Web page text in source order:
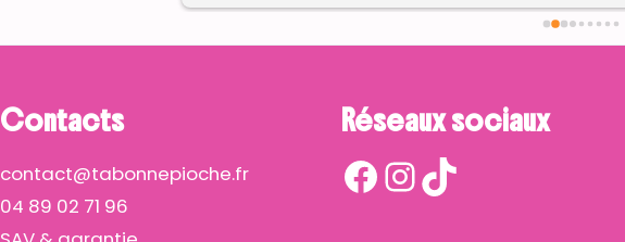
Contacts
contact@tabonnepioche.fr
04 89 02 71 96
Réseaux sociaux
Facebook InstagramTikTok